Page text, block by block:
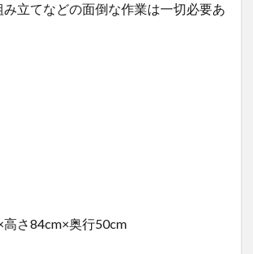
立てなどの面倒な作業は一切必要あ
高さ84cm×奥行50cm